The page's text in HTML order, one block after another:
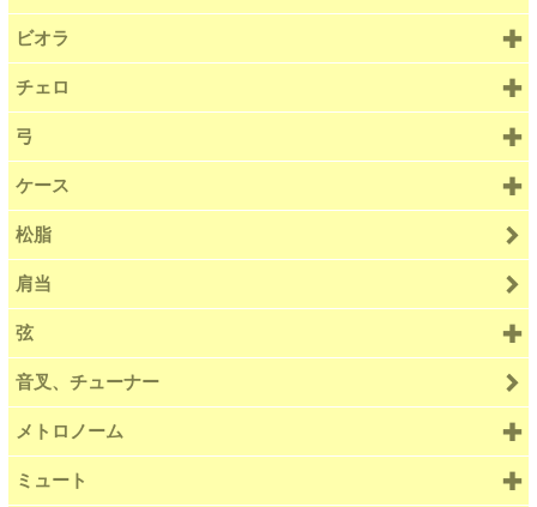
ビオラ
チェロ
弓
ケース
松脂
肩当
弦
音叉、チューナー
メトロノーム
ミュート